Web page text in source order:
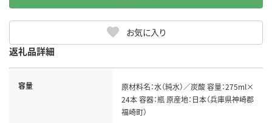
お気に入り
返礼品詳細
容量
原材料名：水（純水）／炭酸 容量：275ml×
24本 容器：瓶 原産地：日本（兵庫県神崎郡
福崎町）